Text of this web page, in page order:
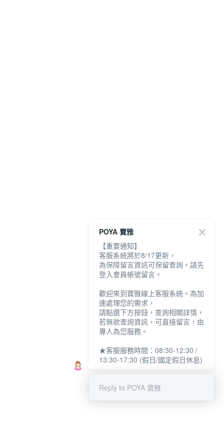
POYA 寶雅
【重要通知】
客服系統將於8/17更新，
為保障留言資訊可保留查詢，請先
登入會員帳號留言。
歡迎來到寶雅線上客服系統。為加
速處理您的需求，
請點選下方按鈕，查詢相關詳情，
若無欲查詢資訊，可直接留言，由
專人為您服務。
★客服服務時間：08:30-12:30 /
13:30-17:30 (假日/國定假日休息)
Reply to POYA 寶雅